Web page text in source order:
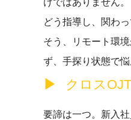
どう指導し、関わ
そう、リモート環
ず、手探り状態で悩
クロスOJT
要諦は一つ。新入